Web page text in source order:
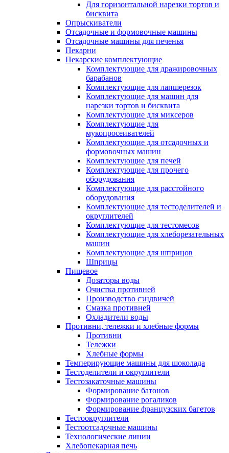
Для горизонтальной нарезки тортов и
бисквита
Опрыскиватели
Отсадочные и формовочные машины
Отсадочные машины для печенья
Пекарни
Пекарские комплектующие
Комплектующие для дражировочных
барабанов
Комплектующие для лапшерезок
Комплектующие для машин для
нарезки тортов и бисквита
Комплектующие для миксеров
Комплектующие для
мукопросеивателей
Комплектующие для отсадочных и
формовочных машин
Комплектующие для печей
Комплектующие для прочего
оборудования
Комплектующие для расстойного
оборудования
Комплектующие для тестоделителей и
округлителей
Комплектующие для тестомесов
Комплектующие для хлеборезательных
машин
Комплектующие для шприцов
Шприцы
Пищевое
Дозаторы воды
Очистка противней
Производство сэндвичей
Смазка противней
Охладители воды
Противни, тележки и хлебные формы
Противни
Тележки
Хлебные формы
Темперирующие машины для шоколада
Тестоделители и округлители
Тестозакаточные машины
Формирование батонов
Формирование рогаликов
Формирование французских багетов
Тестоокруглители
Тестоотсадочные машины
Технологические линии
Хлебопекарная печь